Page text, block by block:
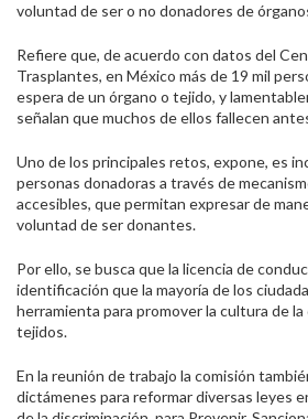
voluntad de ser o no donadores de
Refiere que, de acuerdo con datos del
Trasplantes, en México más de 19 mil
espera de un órgano o tejido, y
señalan que muchos de ellos fallecen
Uno de los principales retos, expone, es
personas donadoras a través de
accesibles, que permitan expresar de
voluntad de ser donantes.
Por ello, se busca que la licencia de
identificación que la mayoría de los
herramienta para promover la cultura de
tejidos.
En la reunión de trabajo la comisión
dictámenes para reformar diversas leyes